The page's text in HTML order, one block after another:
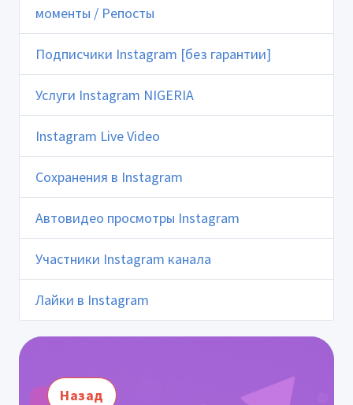
моменты / Репосты
Подписчики Instagram [без гарантии]
Услуги Instagram NIGERIA
Instagram Live Video
Сохранения в Instagram
Автовидео просмотры Instagram
Участники Instagram канала
Лайки в Instagram
Назад